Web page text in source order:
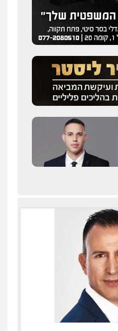
ג'לג'ולי
וחקירות
עורך דין פלילי
וחקירות פשיעה חמורה